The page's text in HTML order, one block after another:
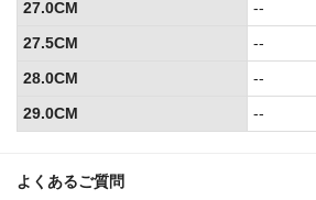
よくあるご質問
27.0CM
--
27.5CM
--
28.0CM
--
29.0CM
--